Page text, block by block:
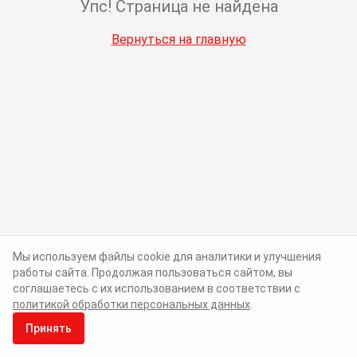
Упс! Страница не найдена
Вернуться на главную
Мы используем файлы cookie для аналитики и улучшения
работы сайта. Продолжая пользоваться сайтом, вы
соглашаетесь с их использованием в соответствии с
политикой обработки персональных данных
Принять